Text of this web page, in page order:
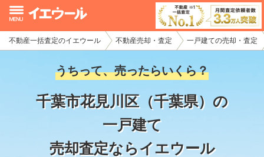
不動産一括査定のイエウール 不動産売却・査定 一戸建ての売却・査定
うちって、売ったらいくら？
千葉市花見川区（千葉県）の
一戸建て
売却査定ならイエウール
イエウール加盟希望の不動産会社様
初めての方へ
不動産売却の流れ